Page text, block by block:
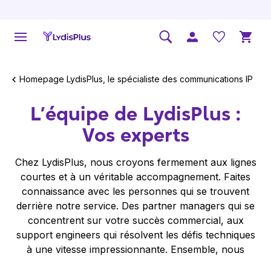
Homepage LydisPlus, le spécialiste des communications IP
L’équipe de LydisPlus :
Vos experts
Chez LydisPlus, nous croyons fermement aux lignes
courtes et à un véritable accompagnement. Faites
connaissance avec les personnes qui se trouvent
derrière notre service. Des partner managers qui se
concentrent sur votre succès commercial, aux
support engineers qui résolvent les défis techniques
à une vitesse impressionnante. Ensemble, nous